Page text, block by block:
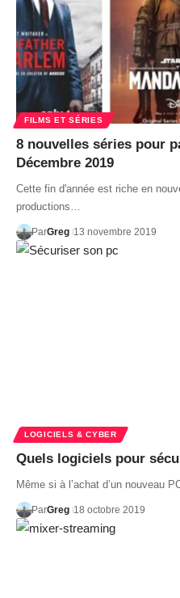
FILMS ET SÉRIES
8 nouvelles séries pour
Décembre 2019
Cette fin d'année est riche en
productions…
ParGreg 13 novembre 2019
LOGICIELS & CYBER
Quels logiciels pour
Même si à l’achat d’un nouveau
ParGreg 18 octobre 2019